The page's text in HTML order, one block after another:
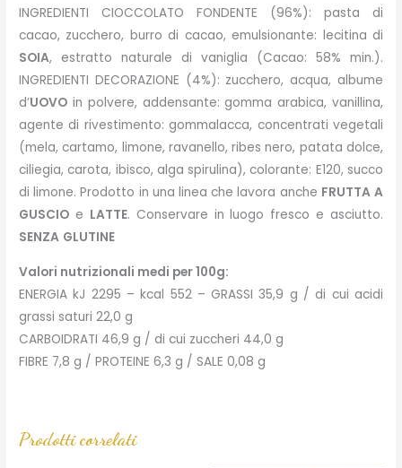
INGREDIENTI CIOCCOLATO FONDENTE (96%): pasta di
cacao, zucchero, burro di cacao, emulsionante: lecitina di
SOIA, estratto naturale di vaniglia (Cacao: 58% min.).
INGREDIENTI DECORAZIONE (4%): zucchero, acqua, albume
d’UOVO in polvere, addensante: gomma arabica, vanillina,
agente di rivestimento: gommalacca, concentrati vegetali
(mela, cartamo, limone, ravanello, ribes nero, patata dolce,
ciliegia, carota, ibisco, alga spirulina), colorante: E120, succo
di limone. Prodotto in una linea che lavora anche FRUTTA A
GUSCIO e LATTE. Conservare in luogo fresco e asciutto.
SENZA GLUTINE
Valori nutrizionali medi per 100g:
ENERGIA kJ 2295 – kcal 552 – GRASSI 35,9 g / di cui acidi
grassi saturi 22,0 g
CARBOIDRATI 46,9 g / di cui zuccheri 44,0 g
FIBRE 7,8 g / PROTEINE 6,3 g / SALE 0,08 g
Prodotti correlati